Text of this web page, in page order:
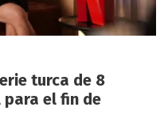
turca de 8
el fin de